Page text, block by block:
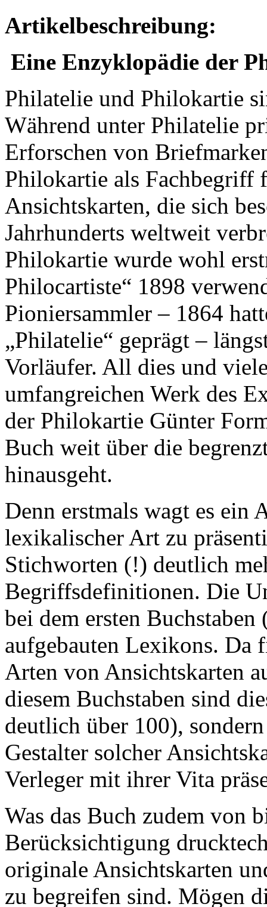
Artikelbeschreibung:
Eine Enzyklopädie der
Philatelie und Philokartie
Während unter Philatelie
Erforschen von
Philokartie als Fachbegriff
Ansichtskarten, die sich
Jahrhunderts weltweit
Philokartie wurde wohl
Philocartiste“ 1898
Pioniersammler – 1864
„Philatelie“ geprägt –
Vorläufer. All dies und
umfangreichen Werk des
der Philokartie Günter
Buch weit über die
hinausgeht.
Denn erstmals wagt es ein
lexikalischer Art zu
Stichworten (!) deutlich
Begriffsdefinitionen. Die
bei dem ersten Buchstaben
aufgebauten Lexikons. Da
Arten von Ansichtskarten
diesem Buchstaben sind
deutlich über 100),
Gestalter solcher
Verleger mit ihrer Vita
Was das Buch zudem von
Berücksichtigung
originale Ansichtskarten
zu begreifen sind. Mögen